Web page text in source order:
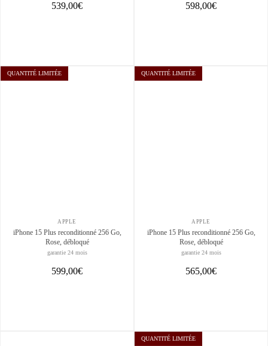
539,00€ 598,00€
QUANTITÉ LIMITÉE
APPLE
iPhone 15 Plus reconditionné 256 Go,
Rose, débloqué
garantie 24 mois
599,00€
QUANTITÉ LIMITÉE
APPLE
iPhone 15 Plus reconditionné 256 Go,
Rose, débloqué
garantie 24 mois
565,00€
QUANTITÉ LIMITÉE